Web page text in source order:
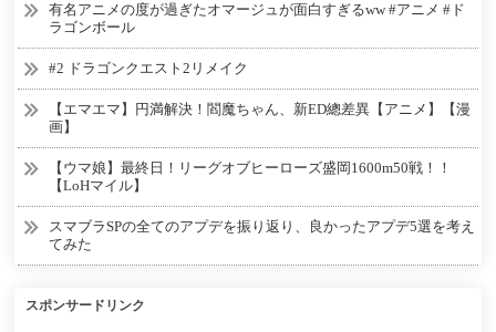
有名アニメの度が過ぎたオマージュが面白すぎるww #アニメ #ド
ラゴンボール
#2 ドラゴンクエスト2リメイク
【エマエマ】円満解決！閻魔ちゃん、新ED總差異【アニメ】【漫
画】
【ウマ娘】最終日！リーグオブヒーローズ盛岡1600m50戦！！
【LoHマイル】
スマブラSPの全てのアプデを振り返り、良かったアプデ5選を考え
てみた
スポンサードリンク